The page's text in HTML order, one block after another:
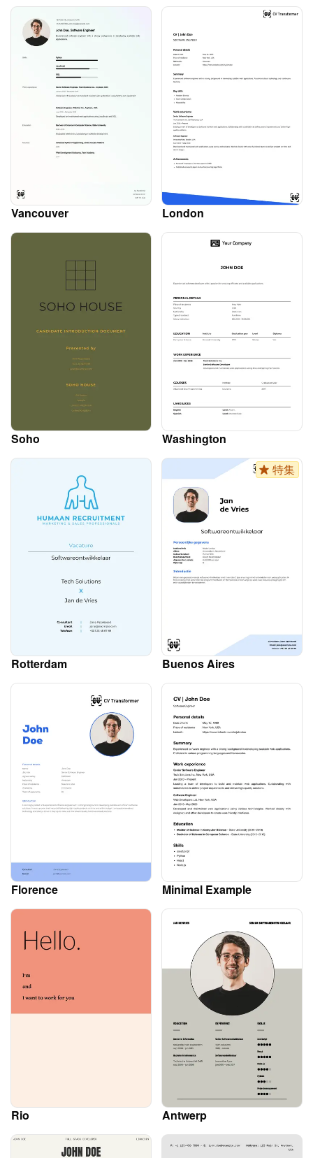
Vancouver London
Soho Washington
Rotterdam
特集
Buenos Aires
Florence Minimal Example
Rio Antwerp